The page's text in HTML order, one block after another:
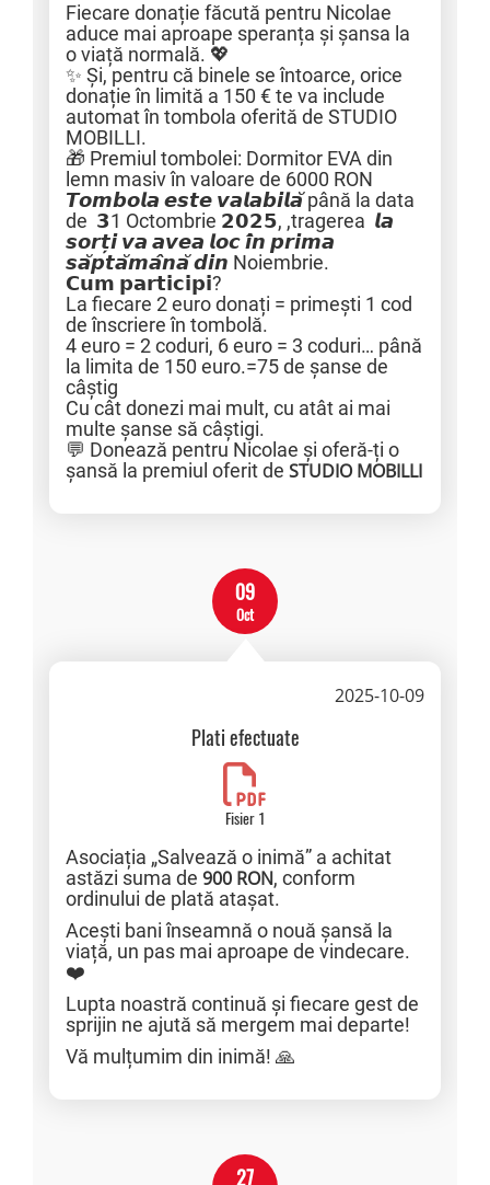
Fiecare donație făcută pentru Nicolae
aduce mai aproape speranța și șansa la
o viață normală. 💖
✨ Și, pentru că binele se întoarce, orice
donație în limită a 150 € te va include
automat în tombola oferită de STUDIO
MOBILLI.
🎁 Premiul tombolei: Dormitor EVA din
lemn masiv în valoare de 6000 RON
𝙏𝙤𝙢𝙗𝙤𝙡𝙖 𝙚𝙨𝙩𝙚 𝙫𝙖𝙡𝙖𝙗𝙞𝙡𝙖̆ până la data
de 𝟯1 Octombrie 𝟮𝟬𝟮𝟱, ,tragerea 𝙡𝙖
𝙨𝙤𝙧𝙩̦𝙞 𝙫𝙖 𝙖𝙫𝙚𝙖 𝙡𝙤𝙘 𝙞̂𝙣 𝙥𝙧𝙞𝙢𝙖
𝙨𝙖̆𝙥𝙩𝙖̆𝙢𝙖̂𝙣𝙖̆ 𝙙𝙞𝙣 Noiembrie.
𝗖𝘂𝗺 𝗽𝗮𝗿𝘁𝗶𝗰𝗶𝗽𝗶?
La fiecare 2 euro donați = primești 1 cod
de înscriere în tombolă.
4 euro = 2 coduri, 6 euro = 3 coduri… până
la limita de 150 euro.=75 de șanse de
câștig
Cu cât donezi mai mult, cu atât ai mai
multe șanse să câștigi.
💬 Donează pentru Nicolae și oferă-ți o
șansă la premiul oferit de STUDIO MOBILLI
09
Oct
2025-10-09
Plati efectuate
Fisier 1
Asociația „Salvează o inimă” a achitat
astăzi suma de 900 RON, conform
ordinului de plată atașat.
Acești bani înseamnă o nouă șansă la
viață, un pas mai aproape de vindecare.
❤️
Lupta noastră continuă și fiecare gest de
sprijin ne ajută să mergem mai departe!
Vă mulțumim din inimă! 🙏
27